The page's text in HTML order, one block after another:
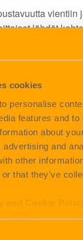
cookies
personalise
features and to
about
advertising and
other
that they’ve
and Cookie
vientiin
lähdöt
joustava
avulla
sisämaan